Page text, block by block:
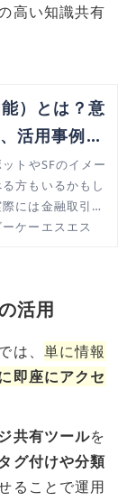
高い知識共有
）とは？意
活用事例を
トやSFのイメー
方もいるかもし
には金融取引や
画像診断など、
どを分かりやす
ケーエスエス
活用
は、 単に情報
即座にアクセ
共有ツールを
グ付けや分類
ることで運用